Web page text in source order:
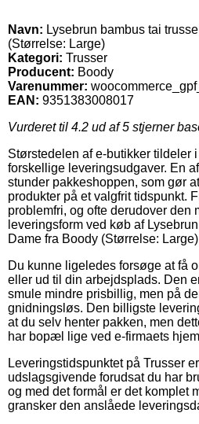
Navn: Lysebrun bambus tai
(Størrelse: Large)
Kategori: Trusser
Producent: Boody
Varenummer:
EAN: 9351383008017
Vurderet til 4.2 ud af 5 stjerner
Størstedelen af e-butikker
forskellige leveringsudgaver. En
stunder pakkeshoppen, som gør
produkter på et valgfrit tidspunkt.
problemfri, og ofte derudover den
leveringsform ved køb af
Dame fra Boody (Størrelse:
Du kunne ligeledes forsøge at få
eller ud til din arbejdsplads. Den
smule mindre prisbillig, men på
gnidningsløs. Den billigste
at du selv henter pakken, men
har bopæl lige ved e-firmaets
Leveringstidspunktet på Trusser
udslagsgivende forudsat du har
og med det formål er det komplet
gransker den anslåede